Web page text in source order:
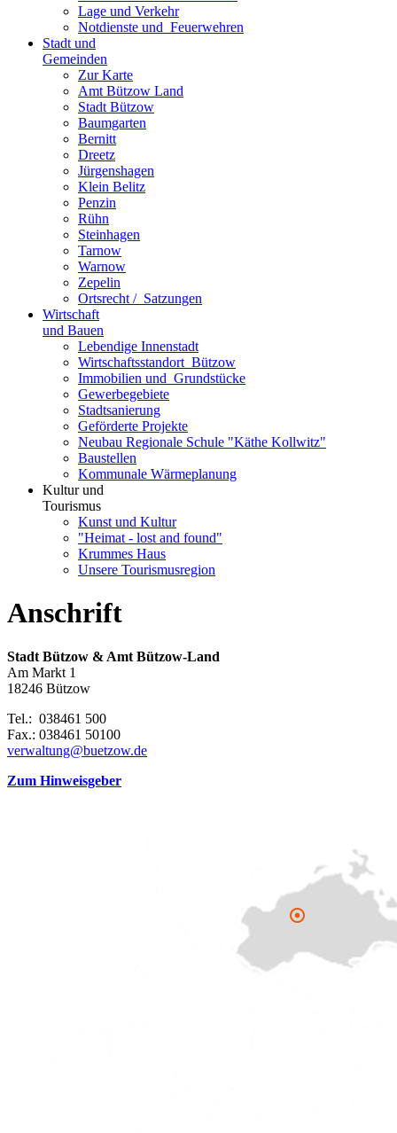
Lage und Verkehr
Notdienste und ­ Feuerwehren
Stadt und
Gemeinden
Zur Karte
Amt Bützow Land
Stadt Bützow
Baumgarten
Bernitt
Dreetz
Jürgenshagen
Klein Belitz
Penzin
Rühn
Steinhagen
Tarnow
Warnow
Zepelin
Ortsrecht / ­ Satzungen
Wirtschaft
und Bauen
Lebendige Innenstadt
Wirtschaftsstand­ort ­ Bützow
Immobilien und ­ Grundstücke
Gewerbegebiete
Stadtsanierung
Geförderte Projekte
Neubau Regionale Schule "Käthe Kollwitz"
Baustellen
Kommunale Wärmeplanung
Kultur und
Tourismus
Kunst und Kultur
"Heimat - lost and found"
Krummes Haus
Unsere Tourismusregion
Anschrift
Stadt Bützow & Amt Bützow-Land
Am Markt 1
18246 Bützow
Tel.: 038461 500
Fax.: 038461 50100
verwaltung@buetzow.de
Zum Hinweisgeber